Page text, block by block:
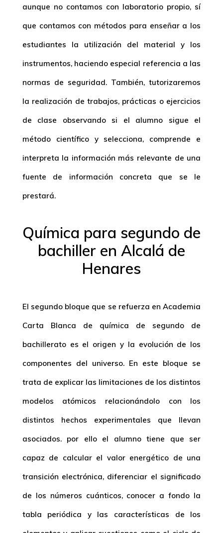
aunque no contamos con laboratorio propio, sí
que contamos con métodos para enseñar a los
estudiantes la utilización del material y los
instrumentos, haciendo especial referencia a las
normas de seguridad. También, tutorizaremos
la realización de trabajos, prácticas o ejercicios
de clase observando si el alumno sigue el
método científico y selecciona, comprende e
interpreta la información más relevante de una
fuente de información concreta que se le
prestará.
Química para segundo de
bachiller en Alcalá de
Henares
El segundo bloque que se refuerza en Academia
Carta Blanca de química de segundo de
bachilleratoes el origen y la evolución de los
componentes del universo. En este bloque se
trata de explicar las limitaciones de los distintos
modelos atómicos relacionándolo con los
distintos hechos experimentales que llevan
asociados. por ello el alumno tiene que ser
capaz de calcular el valor energético de una
transición electrónica, diferenciar el significado
de los números cuánticos, conocer a fondo la
tabla periódica y las características de los